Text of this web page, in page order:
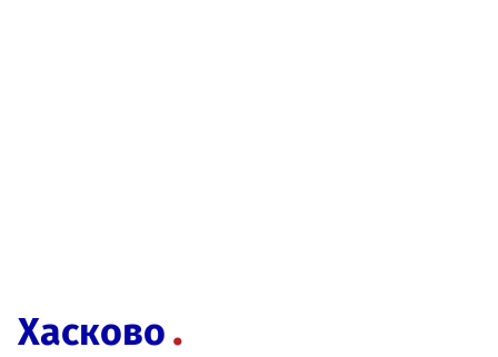
Хасково